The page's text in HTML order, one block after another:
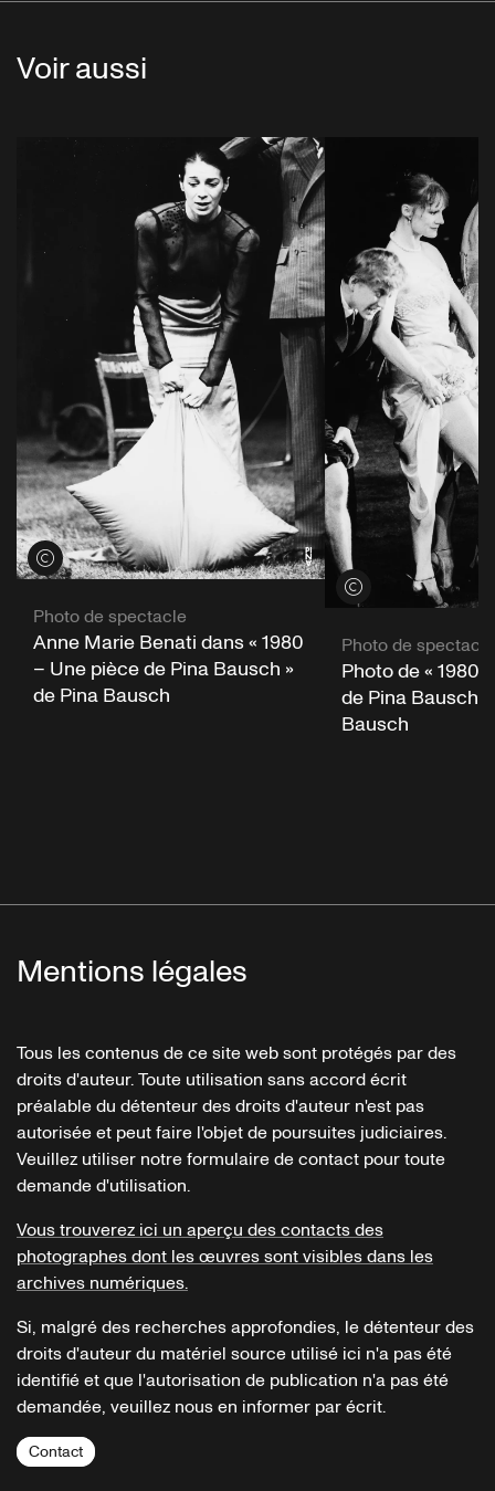
Voir aussi
Voir les crédits
Photo de spectacle
Anne Marie Benati dans « 1980
– Une pièce de Pina Bausch »
de Pina Bausch
Voir les crédits
Photo de spectacle
Photo de « 1980
de Pina Bausch
Bausch
Mentions légales
Tous les contenus de ce site web sont protégés par des
droits d'auteur. Toute utilisation sans accord écrit
préalable du détenteur des droits d'auteur n'est pas
autorisée et peut faire l'objet de poursuites judiciaires.
Veuillez utiliser notre formulaire de contact pour toute
demande d'utilisation.
Vous trouverez ici un aperçu des contacts des
photographes dont les œuvres sont visibles dans les
archives numériques.
Si, malgré des recherches approfondies, le détenteur des
droits d'auteur du matériel source utilisé ici n'a pas été
identifié et que l'autorisation de publication n'a pas été
demandée, veuillez nous en informer par écrit.
Contact